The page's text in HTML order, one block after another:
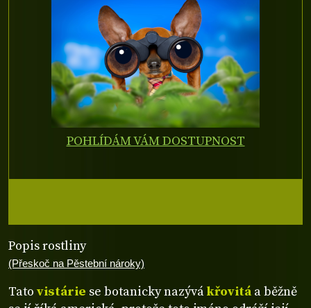
Popis rostliny
(Přeskoč na Pěstební nároky)
Tato vistárie se botanicky nazývákřovitá a běžně
POHLÍDÁM VÁM DOSTUPNOST